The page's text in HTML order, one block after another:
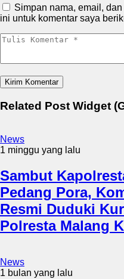
Simpan nama, email,
ini untuk komentar saya
Related Post Widget
News
1 minggu yang lalu
Sambut
Pedang Pora,
Resmi Duduki
Polresta Malang
News
1 bulan yang lalu